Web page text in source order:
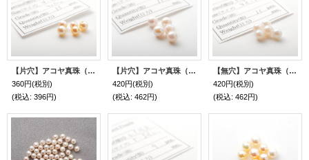
【片穴】アコヤ真珠（ラウンド / イエロー / 4mm UP）１個
360円(税別)
(税込: 396円)
【片穴】アコヤ真珠（ラウンド / ホワイト / 4.5mm UP）１個
420円(税別)
(税込: 462円)
【無穴】アコヤ真珠（ラウンド / ホワイト / 4.5mm UP）１個
420円(税別)
(税込: 462円)